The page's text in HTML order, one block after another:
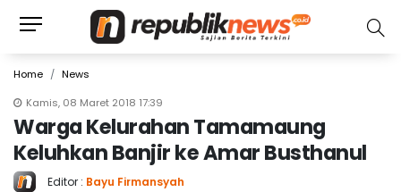
Home
News
Kamis, 08 Maret 2018 17:39
Warga Kelurahan Tamamaung
Keluhkan Banjir ke Amar Busthanul
Editor : Bayu Firmansyah